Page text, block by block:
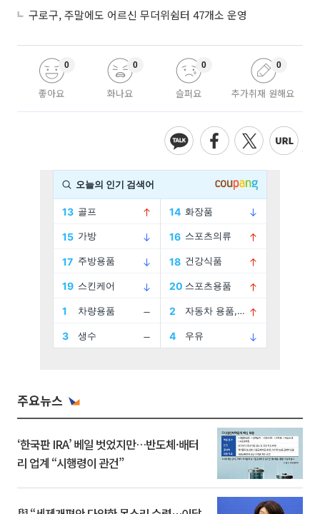
구로구, 주말에도 어르신 무더위쉼터 47개소 운영
좋아요
0
화나요
0
슬퍼요
0
추가취재 원해요
0
주요뉴스
‘한국판 IRA’ 베일 벗었지만…반도체·배터
리 업계 “시행령이 관건”